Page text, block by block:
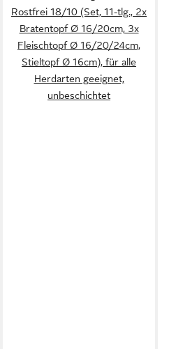
Rostfrei 18/10 (Set, 11-tlg., 2x
Bratentopf Ø 16/20cm, 3x
Fleischtopf Ø 16/20/24cm,
Stieltopf Ø 16cm), für alle
Herdarten geeignet,
unbeschichtet